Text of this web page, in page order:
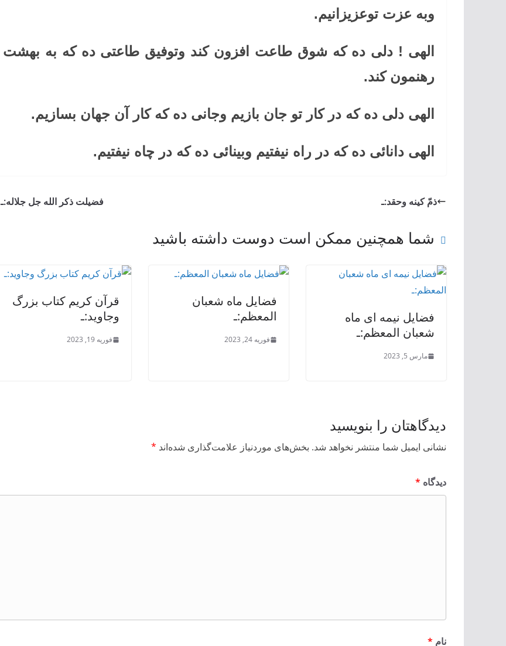
وبه عزت توعزیزانیم.
الهی ! دلی ده که شوق طاعت افزون کند وتوفیق طاعتی ده که به بهشت
رهنمون کند.
الهی دلی ده که در کار تو جان بازیم وجانی ده که کار آن جهان بسازیم.
الهی دانائی ده که در راه نیفتیم وبینائی ده که در چاه نیفتیم.
ذمّ کینه وحقد:ـ فضیلت ذکر الله جل جلاله:ـ
شما همچنین ممکن است دوست داشته باشید
فضايل نيمه ای ماه
شعبان المعظم:ـ
مارس 5, 2023
فضايل ماه شعبان
المعظم:ـ
فوریه 24, 2023
قرآن کریم کتاب بزرگ
وجاوید:ـ
فوریه 19, 2023
دیدگاهتان را بنویسید
نشانی ایمیل شما منتشر نخواهد شد. بخش‌های موردنیاز علامت‌گذاری شده‌اند *
دیدگاه *
نام *